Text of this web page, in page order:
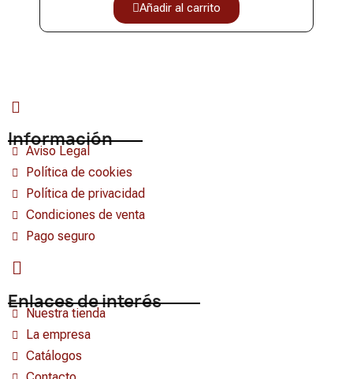
Añadir al carrito
Información
Aviso Legal
Política de cookies
Política de privacidad
Condiciones de venta
Pago seguro
Enlaces de interés
Nuestra tienda
La empresa
Catálogos